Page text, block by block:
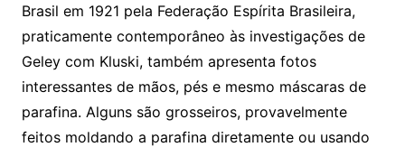
Brasil em 1921 pela Federação Espírita Brasileira,
praticamente contemporâneo às investigações de
Geley com Kluski, também apresenta fotos
interessantes de mãos, pés e mesmo máscaras de
parafina. Alguns são grosseiros, provavelmente
feitos moldando a parafina diretamente ou usando